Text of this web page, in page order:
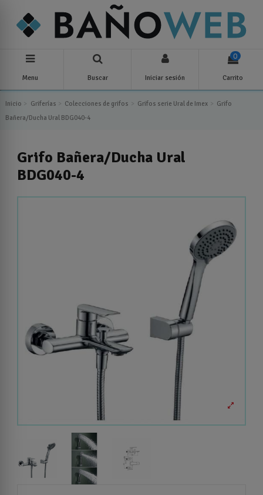
Menu Buscar Iniciar sesión
0
Carrito
Inicio Griferías Colecciones de grifos Grifos serie Ural de Imex
Grifo
Bañera/Ducha Ural BDG040-4
Grifo Bañera/Ducha Ural
BDG040-4